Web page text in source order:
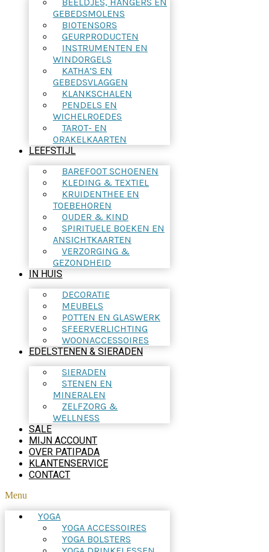
GEBEDSMOLENS
BIOTENSORS
GEURPRODUCTEN
INSTRUMENTEN EN
WINDORGELS
KATHA’S EN
GEBEDSVLAGGEN
KLANKSCHALEN
PENDELS EN
WICHELROEDES
TAROT- EN
ORAKELKAARTEN
LEEFSTIJL
BAREFOOT SCHOENEN
KLEDING & TEXTIEL
KRUIDENTHEE EN
TOEBEHOREN
OUDER & KIND
SPIRITUELE BOEKEN EN
ANSICHTKAARTEN
VERZORGING &
GEZONDHEID
IN HUIS
DECORATIE
MEUBELS
POTTEN EN GLASWERK
SFEERVERLICHTING
WOONACCESSOIRES
EDELSTENEN & SIERADEN
SIERADEN
STENEN EN
MINERALEN
ZELFZORG &
WELLNESS
SALE
MIJN ACCOUNT
OVER PATIPADA
KLANTENSERVICE
CONTACT
Menu
YOGA
YOGA ACCESSOIRES
YOGA BOLSTERS